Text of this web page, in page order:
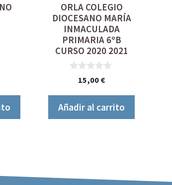
ORLA COLEGIO
DIOCESANO MARÍA
INMACULADA
PRIMARIA 6ºB
CURSO 2020 2021
15,00 €
Añadir al carrito